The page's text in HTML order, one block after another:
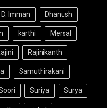
D. Imman Dhanush
karthi Mersal
Rajinikanth
Samuthirakani
Suriya Surya